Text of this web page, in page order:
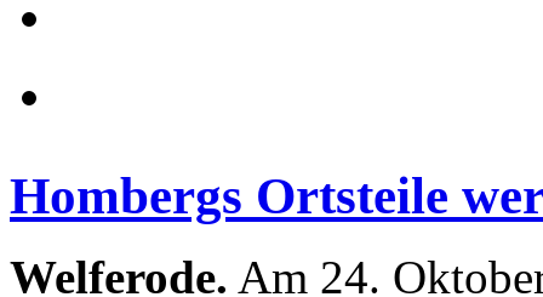
Hombergs Ortsteile
Welferode. Am 24.